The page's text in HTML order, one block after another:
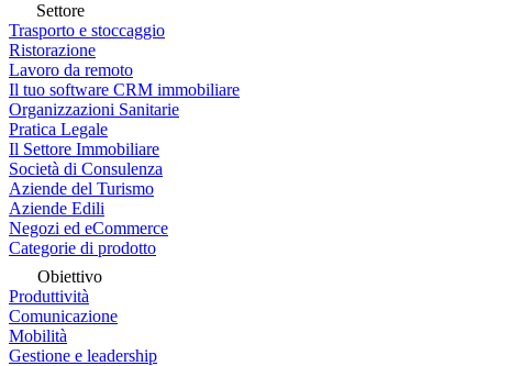
Settore
Trasporto e stoccaggio
Ristorazione
Lavoro da remoto
Il tuo software CRM immobiliare
Organizzazioni Sanitarie
Pratica Legale
Il Settore Immobiliare
Società di Consulenza
Aziende del Turismo
Aziende Edili
Negozi ed eCommerce
Categorie di prodotto
Obiettivo
Produttività
Comunicazione
Mobilità
Gestione e leadership